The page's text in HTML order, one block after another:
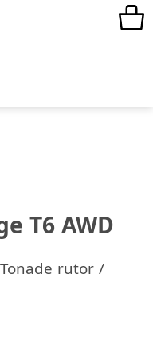
T6 AWD
rutor /